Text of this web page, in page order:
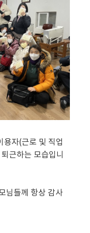
용자(근로 및 직업
근하는 모습입니
님들께 항상 감사